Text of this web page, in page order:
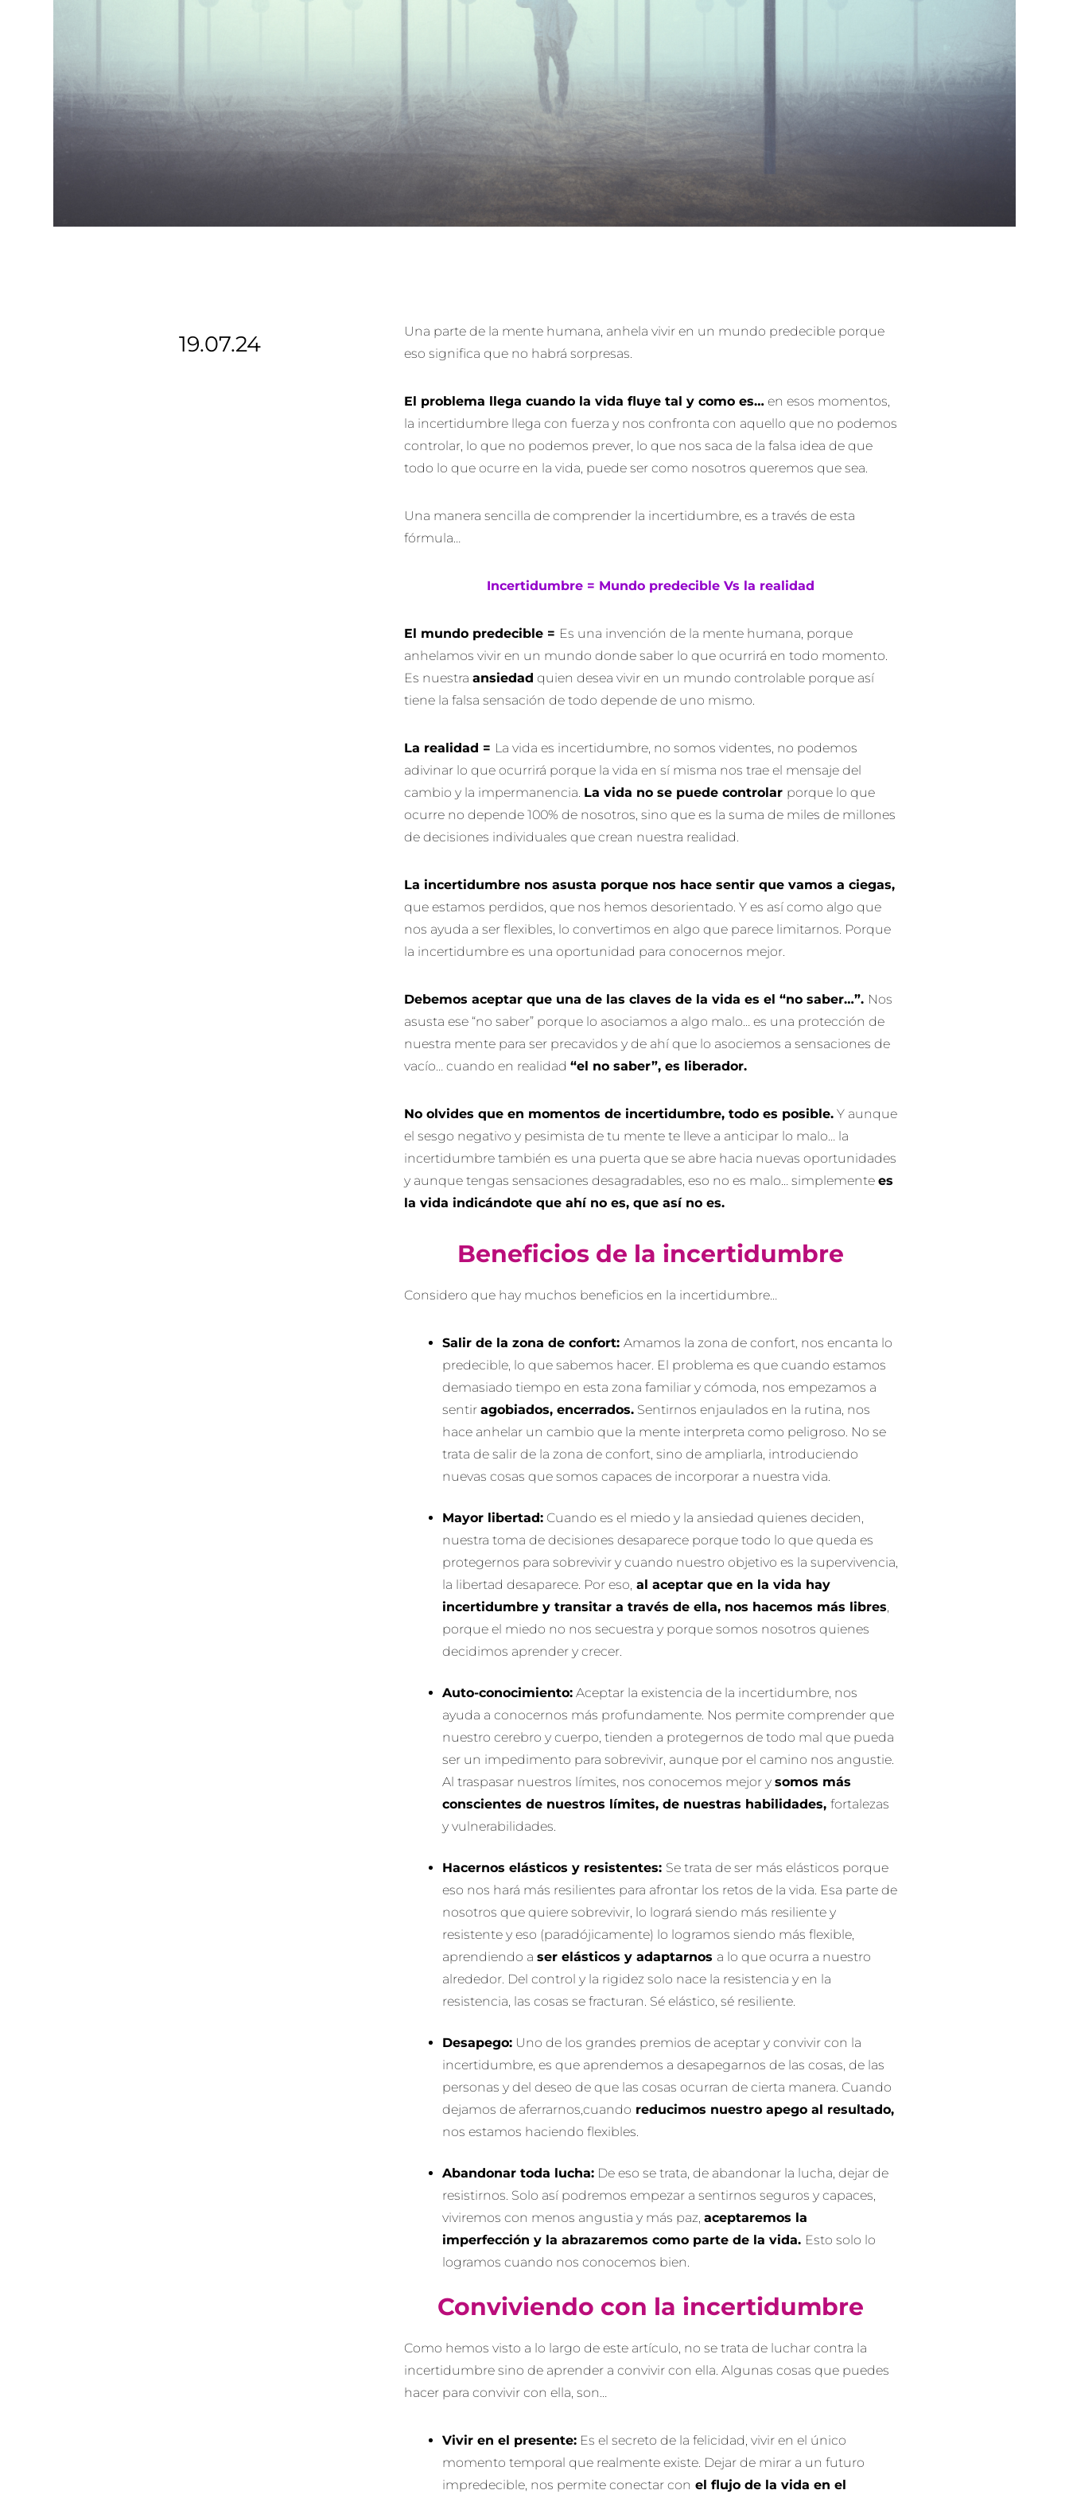
19.07.24
Una parte de la mente humana, anhela vivir en un mundo predecible porque
eso significa que no habrá sorpresas.
El problema llega cuando la vida fluye tal y como es…en esos momentos,
la incertidumbre llega con fuerza y nos confronta con aquello que no podemos
controlar, lo que no podemos prever, lo que nos saca de la falsa idea de que
todo lo que ocurre en la vida, puede ser como nosotros queremos que sea.
Una manera sencilla de comprender la incertidumbre, es a través de esta
fórmula…
Incertidumbre = Mundo predecible Vs la realidad
El mundo predecible = Es una invención de la mente humana, porque
anhelamos vivir en un mundo donde saber lo que ocurrirá en todo momento.
Es nuestra ansiedad quien desea vivir en un mundo controlable porque así
tiene la falsa sensación de todo depende de uno mismo.
La realidad = La vida es incertidumbre, no somos videntes, no podemos
adivinar lo que ocurrirá porque la vida en sí misma nos trae el mensaje del
cambio y la impermanencia. La vida no se puede controlar porque lo que
ocurre no depende 100% de nosotros, sino que es la suma de miles de millones
de decisiones individuales que crean nuestra realidad.
La incertidumbre nos asusta porque nos hace sentir que vamos a ciegas,
que estamos perdidos, que nos hemos desorientado. Y es así como algo que
nos ayuda a ser flexibles, lo convertimos en algo que parece limitarnos. Porque
la incertidumbre es una oportunidad para conocernos mejor.
Debemos aceptar que una de las claves de la vida es el “no saber…”. Nos
asusta ese “no saber” porque lo asociamos a algo malo… es una protección de
nuestra mente para ser precavidos y de ahí que lo asociemos a sensaciones de
vacío… cuando en realidad “el no saber”, es liberador.
No olvides que en momentos de incertidumbre, todo es posible.Y aunque
el sesgo negativo y pesimista de tu mente te lleve a anticipar lo malo… la
incertidumbre también es una puerta que se abre hacia nuevas oportunidades
y aunque tengas sensaciones desagradables, eso no es malo… simplemente es
la vida indicándote que ahí no es, que así no es.
Beneficios de la incertidumbre
Considero que hay muchos beneficios en la incertidumbre…
Salir de la zona de confort: Amamos la zona de confort, nos encanta lo
predecible, lo que sabemos hacer. El problema es que cuando estamos
demasiado tiempo en esta zona familiar y cómoda, nos empezamos a
sentir agobiados, encerrados.Sentirnos enjaulados en la rutina, nos
hace anhelar un cambio que la mente interpreta como peligroso. No se
trata de salir de la zona de confort, sino de ampliarla, introduciendo
nuevas cosas que somos capaces de incorporar a nuestra vida.
Mayor libertad:Cuando es el miedo y la ansiedad quienes deciden,
nuestra toma de decisiones desaparece porque todo lo que queda es
protegernos para sobrevivir y cuando nuestro objetivo es la supervivencia,
la libertad desaparece. Por eso, al aceptar que en la vida hay
incertidumbre y transitar a través de ella, nos hacemos más libres,
porque el miedo no nos secuestra y porque somos nosotros quienes
decidimos aprender y crecer.
Auto-conocimiento:Aceptar la existencia de la incertidumbre, nos
ayuda a conocernos más profundamente. Nos permite comprender que
nuestro cerebro y cuerpo, tienden a protegernos de todo mal que pueda
ser un impedimento para sobrevivir, aunque por el camino nos angustie.
Al traspasar nuestros límites, nos conocemos mejor y somos más
conscientes de nuestros límites, de nuestras habilidades, fortalezas
y vulnerabilidades.
Hacernos elásticos y resistentes: Se trata de ser más elásticos porque
eso nos hará más resilientes para afrontar los retos de la vida. Esa parte de
nosotros que quiere sobrevivir, lo logrará siendo más resiliente y
resistente y eso (paradójicamente) lo logramos siendo más flexible,
aprendiendo a ser elásticos y adaptarnos a lo que ocurra a nuestro
alrededor. Del control y la rigidez solo nace la resistencia y en la
resistencia, las cosas se fracturan. Sé elástico, sé resiliente.
Desapego:Uno de los grandes premios de aceptar y convivir con la
incertidumbre, es que aprendemos a desapegarnos de las cosas, de las
personas y del deseo de que las cosas ocurran de cierta manera. Cuando
dejamos de aferrarnos,cuando reducimos nuestro apego al resultado,
nos estamos haciendo flexibles.
Abandonar toda lucha:De eso se trata, de abandonar la lucha, dejar de
resistirnos. Solo así podremos empezar a sentirnos seguros y capaces,
viviremos con menos angustia y más paz, aceptaremos la
imperfección y la abrazaremos como parte de la vida. Esto solo lo
logramos cuando nos conocemos bien.
Conviviendo con la incertidumbre
Como hemos visto a lo largo de este artículo, no se trata de luchar contra la
incertidumbre sino de aprender a convivir con ella. Algunas cosas que puedes
hacer para convivir con ella, son…
Vivir en el presente:Es el secreto de la felicidad, vivir en el único
momento temporal que realmente existe. Dejar de mirar a un futuro
impredecible, nos permite conectar con el flujo de la vida en el